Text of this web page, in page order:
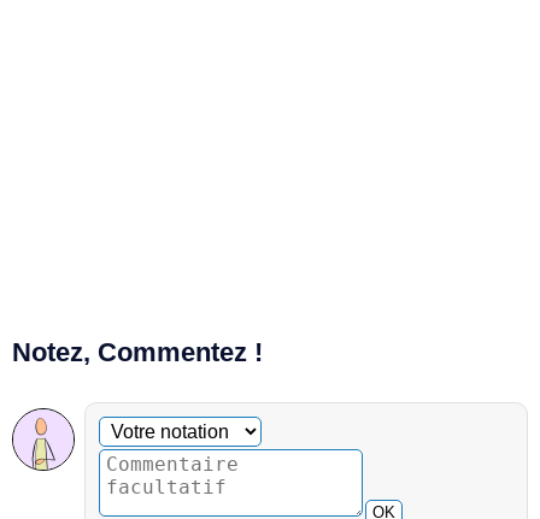
Notez, Commentez !
Commentaire facultatif
Votre notation
OK